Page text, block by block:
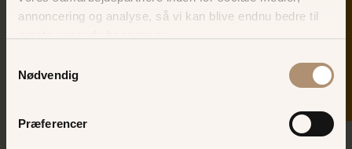
annoncering og analyse, så vi kan blive endnu bedre til
Nødvendig
Præferencer
SKER I DAG